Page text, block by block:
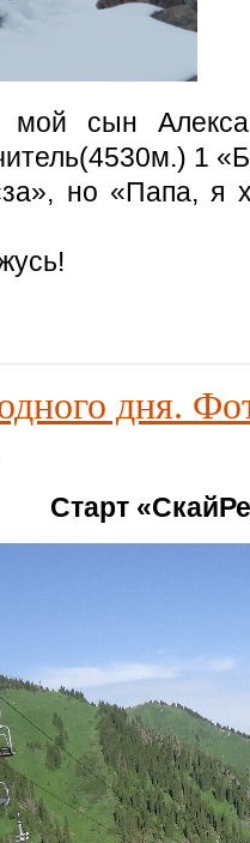
мой сын
1
но «Папа, я
дня.
Старт